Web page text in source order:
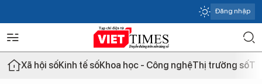
Đăng nhập
Xã hội sốKinh tế sốKhoa học - Công nghệThị trường số